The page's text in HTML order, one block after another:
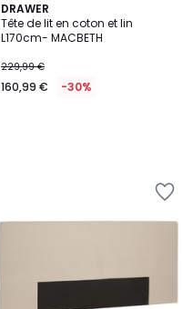
DRAWER
Tête de lit en coton et lin
L170cm- MACBETH
229,99 €
160,99 € -30%